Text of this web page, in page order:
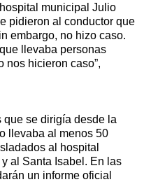
municipal Julio
pidieron al conductor que
embargo, no hizo caso.
llevaba personas
nos hicieron caso”,
se dirigía desde la
llevaba al menos 50
al hospital
al Santa Isabel. En las
un informe oficial